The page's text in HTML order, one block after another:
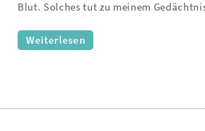
Blut. Solches tut zu meinem
Weiterlesen